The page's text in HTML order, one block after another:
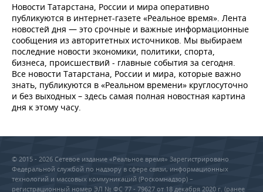
Новости Татарстана, России и мира оперативно
публикуются в интернет-газете «Реальное время». Лента
новостей дня — это срочные и важные информационные
сообщения из авторитетных источников. Мы выбираем
последние новости экономики, политики, спорта,
бизнеса, происшествий - главные события за сегодня.
Все новости Татарстана, России и мира, которые важно
знать, публикуются в «Реальном времени» круглосуточно
и без выходных – здесь самая полная новостная картина
дня к этому часу.
© 2015 - 2026 Сетевое издание «Реальное время» Зарегистрировано
Федеральной службой по надзору в сфере связи, информационных
технологий и массовых коммуникаций (Роскомнадзор) –
регистрационный номер ЭЛ № ФС 77 - 79627 от 18 декабря 2020 г. (ранее